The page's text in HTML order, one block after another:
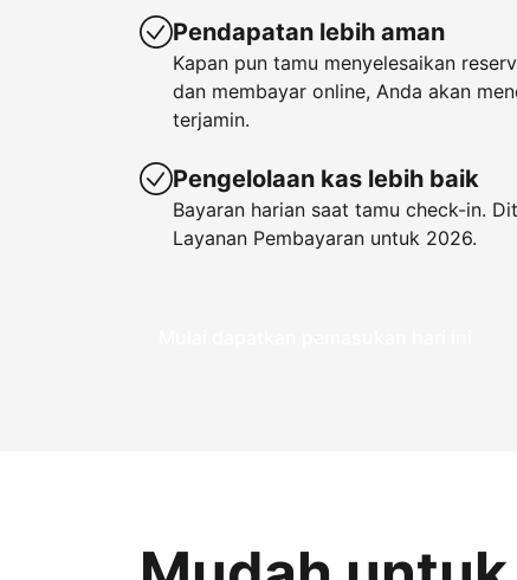
Pendapatan lebih aman
Kapan pun tamu menyelesaikan
dan membayar online, Anda akan
terjamin.
Pengelolaan kas lebih baik
Bayaran harian saat tamu check-in.
Layanan Pembayaran untuk 2026.
Mulai dapatkan pemasukan hari ini